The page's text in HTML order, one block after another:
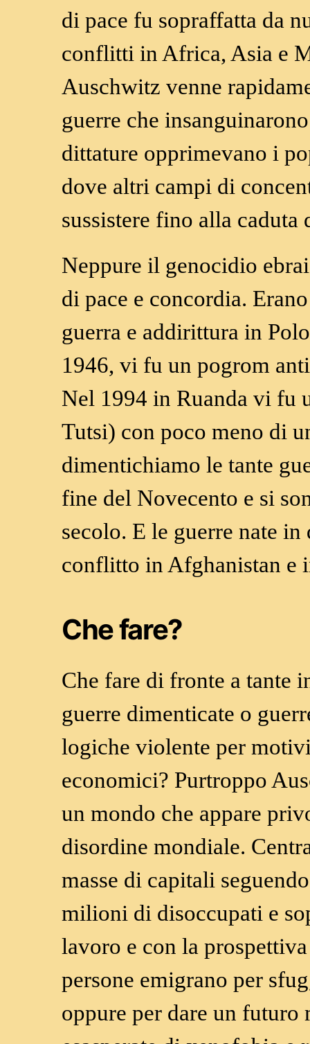
di pace fu sopraffatta da
conflitti in Africa, Asia e
Auschwitz venne
guerre che
dittature opprimevano i
dove altri campi di
sussistere fino alla
Neppure il genocidio
di pace e concordia.
guerra e addirittura in
1946, vi fu un pogrom
Nel 1994 in Ruanda vi fu
Tutsi) con poco meno di
dimentichiamo le tante
fine del Novecento e si
secolo. E le guerre nate
conflitto in Afghanistan e
Che fare?
Che fare di fronte a tante
guerre dimenticate o
logiche violente per
economici? Purtroppo
un mondo che appare
disordine mondiale.
masse di capitali
milioni di disoccupati e
lavoro e con la
persone emigrano per
oppure per dare un